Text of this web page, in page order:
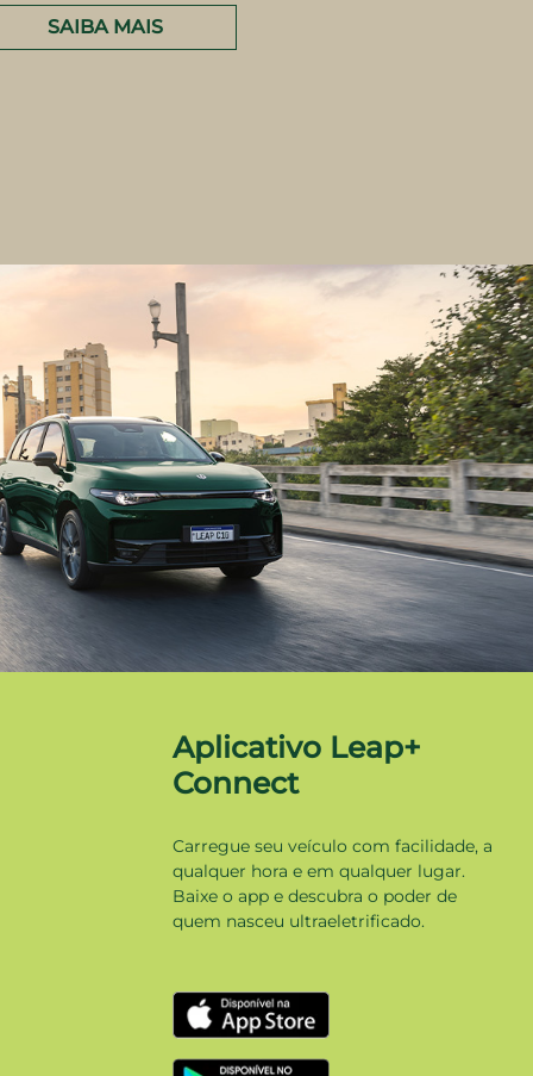
SAIBA MAIS
Aplicativo Leap+
Connect
Carregue seu veículo com facilidade, a
qualquer hora e em qualquer lugar.
Baixe o app e descubra o poder de
quem nasceu ultraeletrificado.